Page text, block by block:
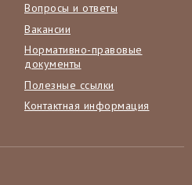
Вопросы и ответы
Вакансии
Нормативно-правовые
документы
Полезные ссылки
Контактная информация